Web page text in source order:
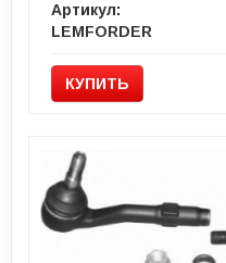
Артикул:
LEMFORDER
КУПИТЬ